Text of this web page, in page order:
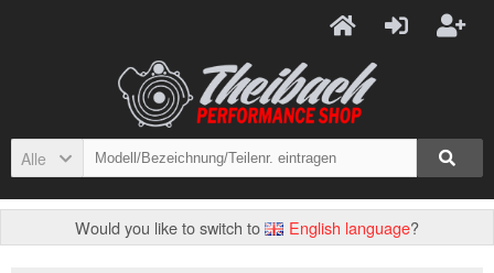
Alle
Would you like to switch to English language?